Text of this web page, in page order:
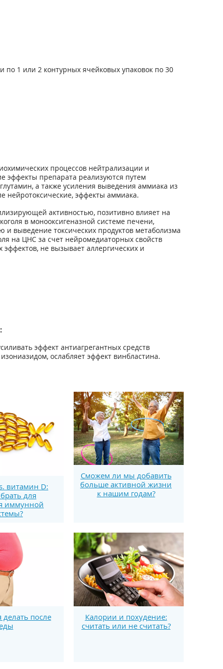
по 1 или 2 контурных ячейковых упаковок по 30
процессов нейтрализации и
эффекты препарата реализуются путем
а также усиления выведения аммиака из
нейротоксические, эффекты аммиака.
активностью, позитивно влияет на
в монооксигеназной системе печени,
и выведение токсических продуктов метаболизма
на ЦНС за счет нейромедиаторных свойств
не вызывает аллергических и
эффект антиагрегантных средств
ослабляет эффект винбластина.
витамин D:
для
иммунной
Сможем ли мы добавить
больше активной жизни
к нашим годам?
делать после
Калории и похудение:
считать или не считать?